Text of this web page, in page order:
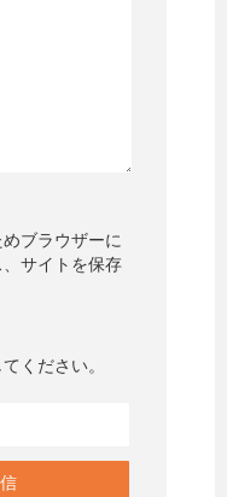
ブラウザーに
サイトを保存
ください。